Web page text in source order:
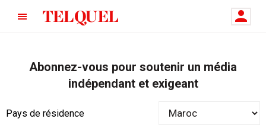
Abonnez-vous pour soutenir un média
indépendant et exigeant
Pays de résidence